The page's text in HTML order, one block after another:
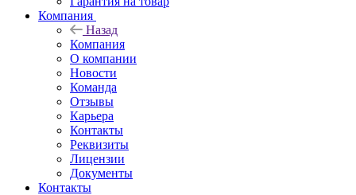
Компания
Назад
Компания
О компании
Новости
Команда
Отзывы
Карьера
Контакты
Реквизиты
Лицензии
Документы
Контакты